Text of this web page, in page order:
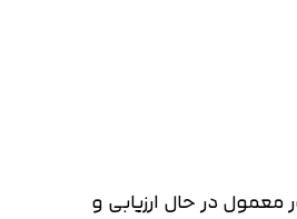
در حال ارزیابی و